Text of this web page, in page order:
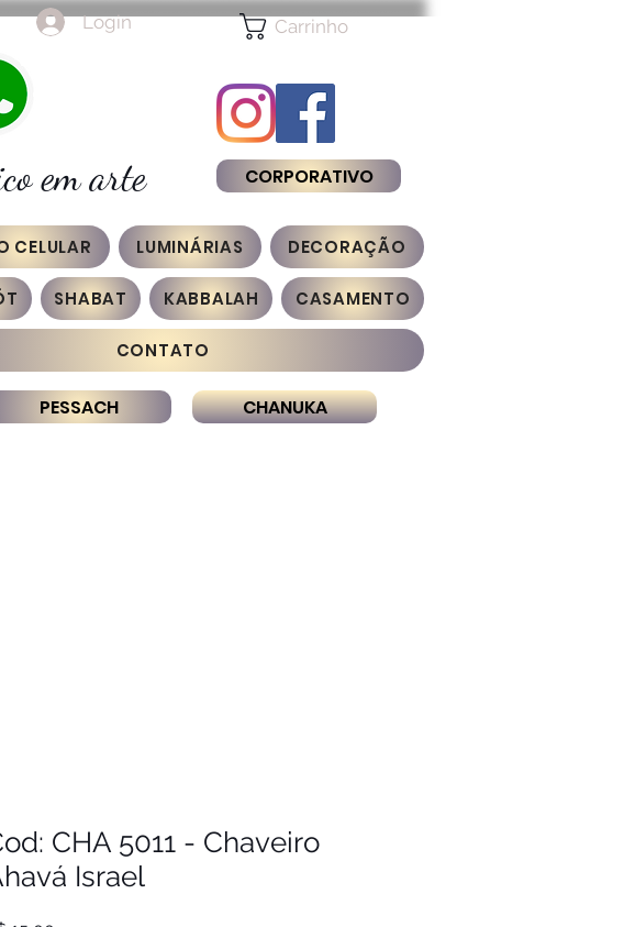
Login
em arte
Carrinho
CORPORATIVO
CELULAR LUMINÁRIAS DECORAÇÃO
SHABAT KABBALAH CASAMENTO
CONTATO
PESSACH CHANUKA
CHA 5011 - Chaveiro
Israel